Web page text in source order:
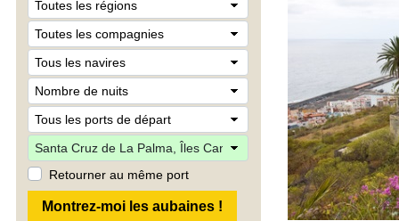
Retourner au même port